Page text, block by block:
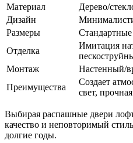
Материал
Дерево/
Дизайн
Размеры
Стандартные
Отделка
Имитация
Монтаж
Настенный/
Преимущества
Создает
свет,
Выбирая распашные двери
качество и неповторимый
долгие годы.